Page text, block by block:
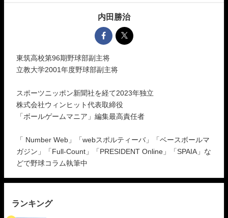
内田勝治
東筑高校第96期野球部副主将
立教大学2001年度野球部副主将
スポーツニッポン新聞社を経て2023年独立
株式会社ウィンヒット代表取締役
「ボールゲームマニア」編集最高責任者
「 Number Web」「webスポルティーバ」「ベースボールマ
ガジン」「Full-Count」「PRESIDENT Online」「SPAIA」な
どで野球コラム執筆中
ランキング